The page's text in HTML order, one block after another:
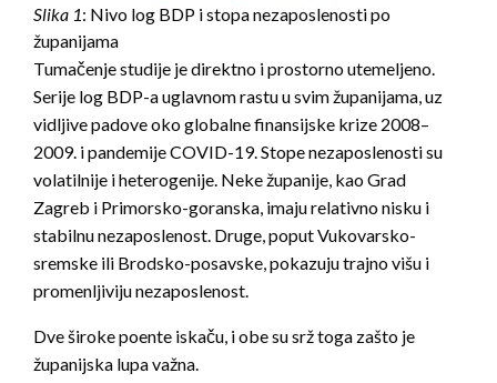
Slika 1: Nivo log BDP i stopa nezaposlenosti po
županijama
Tumačenje studije je direktno i prostorno utemeljeno.
Serije log BDP-a uglavnom rastu u svim županijama, uz
vidljive padove oko globalne finansijske krize 2008–
2009. i pandemije COVID-19. Stope nezaposlenosti su
volatilnije i heterogenije. Neke županije, kao Grad
Zagreb i Primorsko-goranska, imaju relativno nisku i
stabilnu nezaposlenost. Druge, poput Vukovarsko-
sremske ili Brodsko-posavske, pokazuju trajno višu i
promenljiviju nezaposlenost.
Dve široke poente iskaču, i obe su srž toga zašto je
županijska lupa važna.